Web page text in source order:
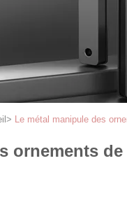
> Le métal manipule des
ornements